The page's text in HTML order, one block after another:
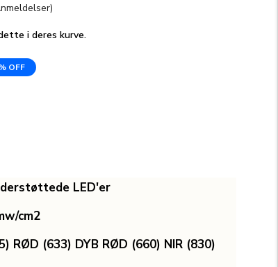
at
i deres kurve.
OFF
LED'er
cm2
RØD (633) DYB RØD (660) NIR (830)